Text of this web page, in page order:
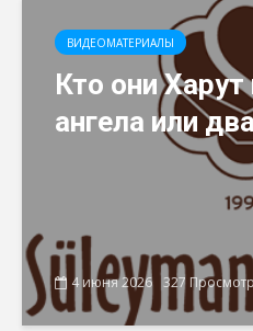
ВИДЕОМАТЕРИАЛЫ
Кто они
ангела или
4 июня 2026 327